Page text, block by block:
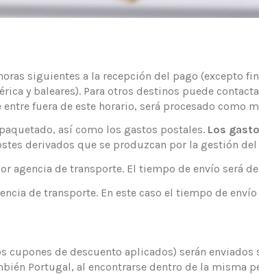
siguientes a la recepción del pago (excepto
y baleares). Para otros destinos puede
fuera de este horario, será procesado como
así como los gastos postales. Los
derivados que se produzcan por la gestión
agencia de transporte. El tiempo de envío será
de transporte. En este caso el tiempo de
cupones de descuento aplicados) serán
Portugal, al encontrarse dentro de la misma